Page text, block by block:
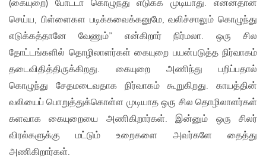
(கையுறை) போட்டா கொழுந்து எடுக்க முடியாது. என்னதான்
செய்ய, பிள்ளைகள படிக்கவைக்கனுமே, வலிச்சாலும் கொழுந்து
எடுக்கத்தானே வேணும்” என்கிறார் நிர்மலா. ஒரு சில
தோட்டங்களில் தொழிலாளர்கள் கையுறை பயன்படுத்த நிர்வாகம்
தடைவிதித்திருக்கிறது. கையுறை அணிந்து பறிப்பதால்
கொழுந்து சேதமடைவதாக நிர்வாகம் கூறுகிறது. காயத்தின்
வலியைப் பொறுத்துக்கொள்ள முடியாத ஒரு சில தொழிலாளர்கள்
களவாக கையுறையை அணிகிறார்கள். இன்னும் ஒரு சிலர்
விரல்களுக்கு மட்டும் உறைகளை அவர்களே தைத்து
அணிகிறார்கள்.